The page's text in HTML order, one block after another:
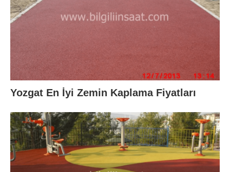
Yozgat En İyi Zemin Kaplama Fiyatları